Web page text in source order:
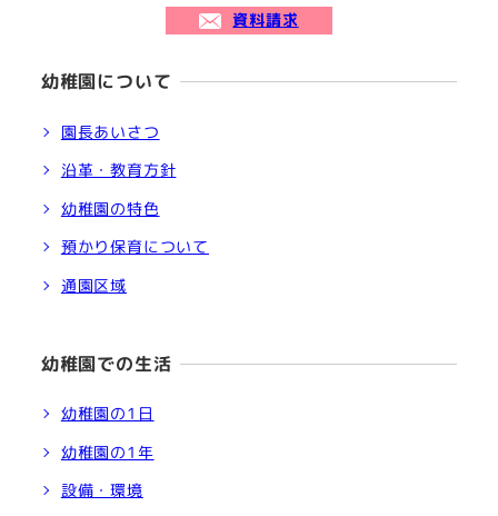
資料請求
幼稚園について
園長あいさつ
沿革・教育方針
幼稚園の特色
預かり保育について
通園区域
幼稚園での生活
幼稚園の1日
幼稚園の1年
設備・環境